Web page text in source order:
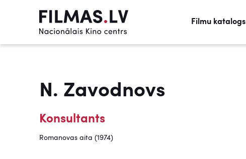
Filmu katalogs
N. Zavodnovs
Konsultants
Romanovas aita (1974)